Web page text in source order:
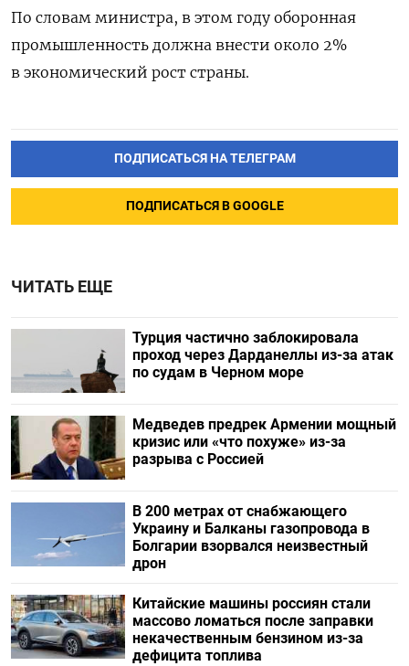
По словам министра, в этом году оборонная
промышленность должна внести около 2%
в экономический рост страны.
ПОДПИСАТЬСЯ НА ТЕЛЕГРАМ
ПОДПИСАТЬСЯ В GOOGLE
ЧИТАТЬ ЕЩЕ
Турция частично заблокировала
проход через Дарданеллы из-за атак
по судам в Черном море
Медведев предрек Армении мощный
кризис или «что похуже» из-за
разрыва с Россией
В 200 метрах от снабжающего
Украину и Балканы газопровода в
Болгарии взорвался неизвестный
дрон
Китайские машины россиян стали
массово ломаться после заправки
некачественным бензином из-за
дефицита топлива